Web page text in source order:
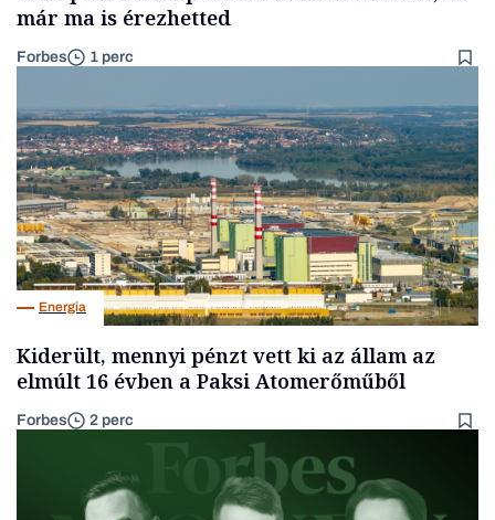
már ma is érezhetted
Forbes 1 perc
Energia
Kiderült, mennyi pénzt vett ki az állam az
elmúlt 16 évben a Paksi Atomerőműből
Forbes 2 perc